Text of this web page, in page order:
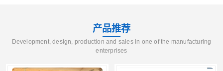
产品推荐
Development, design, production and sales in one of the manufacturing
enterprises